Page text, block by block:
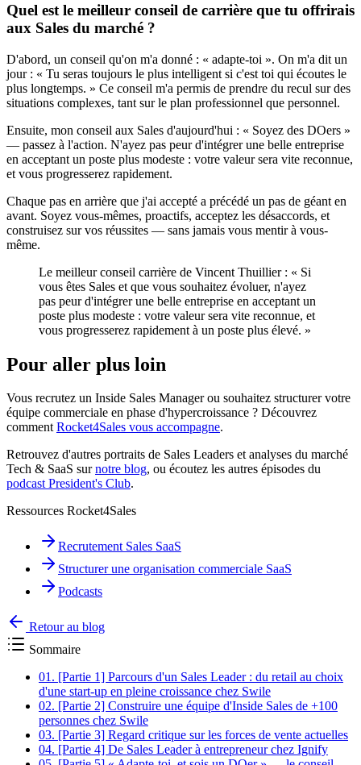
Quel est le meilleur conseil de carrière que tu offrirais
aux Sales du marché ?
D'abord, un conseil qu'on m'a donné : « adapte-toi ». On m'a dit un
jour : « Tu seras toujours le plus intelligent si c'est toi qui écoutes le
plus longtemps. » Ce conseil m'a permis de prendre du recul sur des
situations complexes, tant sur le plan professionnel que personnel.
Ensuite, mon conseil aux Sales d'aujourd'hui : « Soyez des DOers »
— passez à l'action. N'ayez pas peur d'intégrer une belle entreprise
en acceptant un poste plus modeste : votre valeur sera vite reconnue,
et vous progresserez rapidement.
Chaque pas en arrière que j'ai accepté a précédé un pas de géant en
avant. Soyez vous-mêmes, proactifs, acceptez les désaccords, et
construisez sur vos réussites — sans jamais vous mentir à vous-
même.
Le meilleur conseil carrière de Vincent Thuillier : « Si
vous êtes Sales et que vous souhaitez évoluer, n'ayez
pas peur d'intégrer une belle entreprise en acceptant un
poste plus modeste : votre valeur sera vite reconnue, et
vous progresserez rapidement à un poste plus élevé. »
Pour aller plus loin
Vous recrutez un Inside Sales Manager ou souhaitez structurer votre
équipe commerciale en phase d'hypercroissance ? Découvrez
commentRocket4Sales vous accompagne.
Retrouvez d'autres portraits de Sales Leaders et analyses du marché
Tech & SaaS surnotre blog, ou écoutez les autres épisodes du
podcast President's Club.
Ressources Rocket4Sales
Recrutement Sales SaaS
Structurer une organisation commerciale SaaS
Podcasts
Retour au blog
Sommaire
01. [Partie 1] Parcours d'un Sales Leader : du retail au choix
d'une start-up en pleine croissance chez Swile
02. [Partie 2] Construire une équipe d'Inside Sales de +100
personnes chez Swile
03. [Partie 3] Regard critique sur les forces de vente actuelles
04. [Partie 4] De Sales Leader à entrepreneur chez Ignify